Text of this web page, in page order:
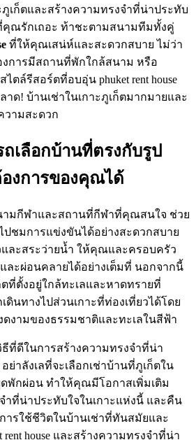
ภูเก็ตและสร้างความทรงจำที่น่าประทับ
ณรักเถอะ ท้าชะตามสนามทีมทั้งคู่
ที่ให้คุณเสน่ห์และสะดวกสบาย ไม่ว่า
การมีสถานที่พักใกล้สนาม หรือ
ตล์รีสอร์ตที่อบอุ่น phuket rent house
าด! บ้านเช่าในเกาะภูเก็ตมากมายและ
วามสะดวก
เลือกบ้านที่ตรงกับรูป
งการของคุณได้
ามกีฬาและสถานที่กีฬาที่คุณสนใจ ช่วย
ชมการแข่งขันได้อย่างสะดวกสบาย
ละสระว่ายน้ำ ให้คุณและครอบครัว
ละผ่อนคลายได้อย่างเต็มที่ นอกจากนี้
ตที่ตั้งอยู่ใกล้ทะเลและหาดทรายที่
นทางไปส่วนเกาะที่ท่องเที่ยวได้โดย
ดงามของธรรมชาติและทะเลในสีฟ้า
ธีที่ดีในการสร้างความทรงจำที่น่า
ย่าลังเลที่จะเลือกเช่าบ้านที่ภูเก็ตใน
พักผ่อน ทำให้คุณมีโอกาสเพิ่มเติม
ที่น่าประทับใจในเกาะแห่งนี้ และคืน
ารใช้ชีวิตในบ้านเช่าที่ทันสมัยและ
rent house และสร้างความทรงจำที่น่า